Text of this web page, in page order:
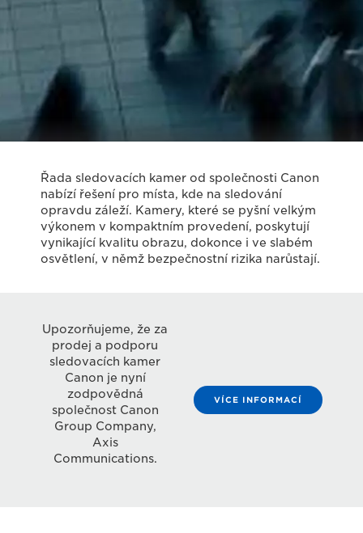
Řada sledovacích kamer od společnosti Canon
nabízí řešení pro místa, kde na sledování
opravdu záleží. Kamery, které se pyšní velkým
výkonem v kompaktním provedení, poskytují
vynikající kvalitu obrazu, dokonce i ve slabém
osvětlení, v němž bezpečnostní rizika narůstají.
Upozorňujeme, že za
prodej a podporu
sledovacích kamer
Canon je nyní
zodpovědná
společnost Canon
Group Company,
Axis
Communications.
VÍCE INFORMACÍ